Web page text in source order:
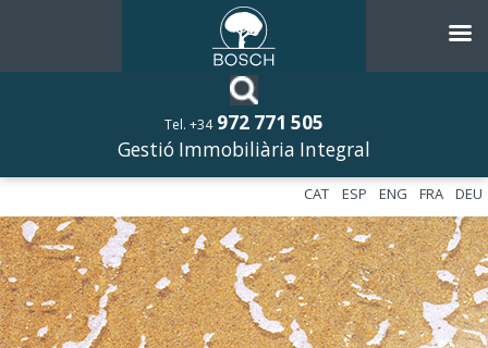
Tel. +34 972 771 505
Gestió Immobiliària Integral
DEU
FRA
ENG
ESP
CAT